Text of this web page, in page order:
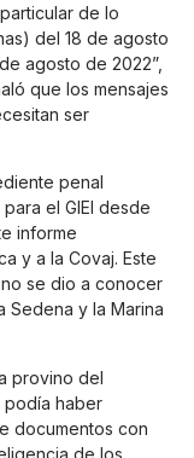
de lo
del 18 de agosto
agosto de 2022”,
que los mensajes
ser
penal
el GIEI desde
informe
y a la Covaj. Este
se dio a conocer
Sedena y la Marina
provino del
haber
documentos con
de los